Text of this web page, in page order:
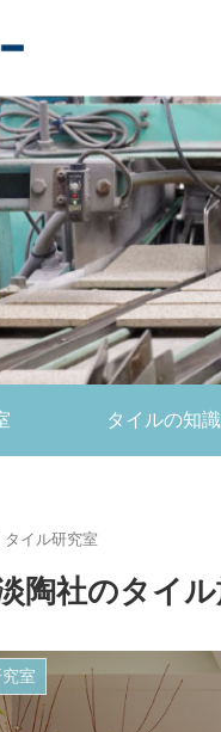
タイルの知識
タイル研究室
陶社のタイ
室